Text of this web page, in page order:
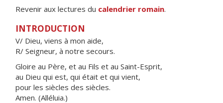
Revenir aux lectures du calendrier romain.
INTRODUCTION
V/ Dieu, viens à mon aide,
R/ Seigneur, à notre secours.
Gloire au Père, et au Fils et au Saint-Esprit,
au Dieu qui est, qui était et qui vient,
pour les siècles des siècles.
Amen. (Alléluia.)